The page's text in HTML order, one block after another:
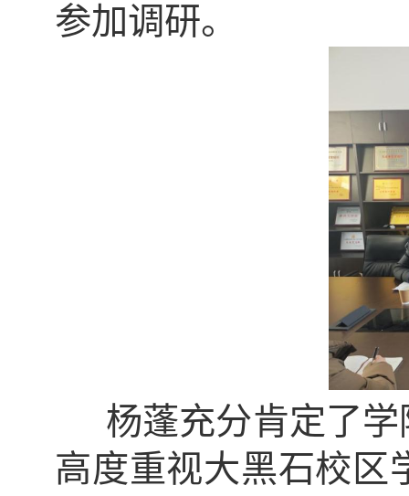
参加调研。
杨蓬充分肯定了
高度重视大黑石校区